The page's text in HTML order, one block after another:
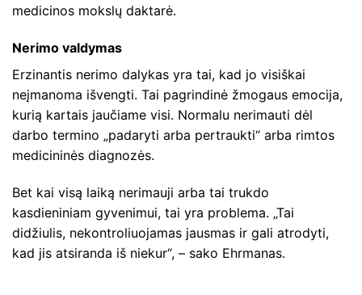
medicinos mokslų daktarė.
Nerimo valdymas
Erzinantis nerimo dalykas yra tai, kad jo visiškai
neįmanoma išvengti. Tai pagrindinė žmogaus emocija,
kurią kartais jaučiame visi. Normalu nerimauti dėl
darbo termino „padaryti arba pertraukti“ arba rimtos
medicininės diagnozės.
Bet kai visą laiką nerimauji arba tai trukdo
kasdieniniam gyvenimui, tai yra problema. „Tai
didžiulis, nekontroliuojamas jausmas ir gali atrodyti,
kad jis atsiranda iš niekur“, – sako Ehrmanas.